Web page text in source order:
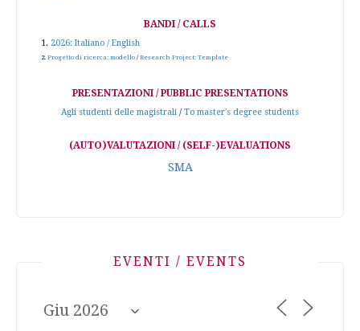
BANDI / CALLS
1. 2026: Italiano / English
2. Progetto di ricerca: modello /Research Project: Template
PRESENTAZIONI / PUBBLIC PRESENTATIONS
Agli studenti delle magistrali / To master's degree students
(AUTO)VALUTAZIONI / (SELF-)EVALUATIONS
SMA
EVENTI / EVENTS